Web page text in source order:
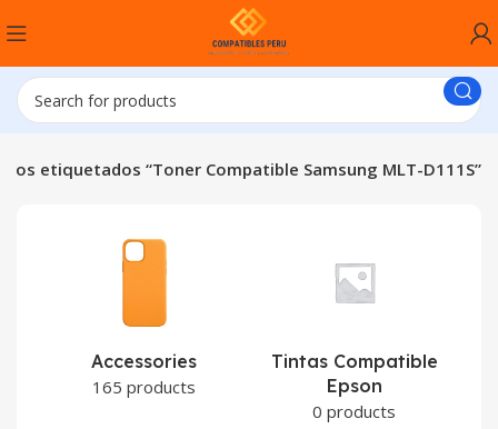
etiquetados “Toner Compatible Samsung MLT-D111S”
Accessories
165 products
Tintas Compatible
Epson
0 products